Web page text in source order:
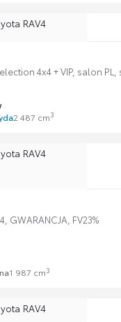
4x4 + VIP, salon PL,
2 487 cm3
GWARANCJA, FV23%
1 987 cm3